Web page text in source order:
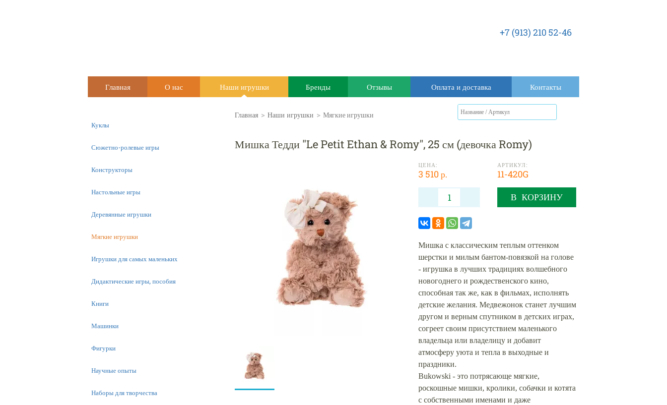
+7 (913) 210 52-46
Главная О нас Наши игрушки Бренды Отзывы Оплата и доставка Контакты
Главная > Наши игрушки > Мягкие игрушки
Мишка Тедди "Le Petit Ethan & Romy", 25 см (девочка Romy)
ЦЕНА:
3 510 р.
АРТИКУЛ:
11-420G
В КОРЗИНУ
Мишка с классическим теплым оттенком
шерстки и милым бантом-повязкой на голове
- игрушка в лучших традициях волшебного
новогоднего и рождественского кино,
способная так же, как в фильмах, исполнять
детские желания. Медвежонок станет лучшим
другом и верным спутником в детских играх,
согреет своим присутствием маленького
владельца или владелицу и добавит
атмосферу уюта и тепла в выходные и
праздники.
Bukowski - это потрясающе мягкие,
роскошные мишки, кролики, собачки и котята
с собственными именами и даже
Куклы
Сюжетно-ролевые игры
Конструкторы
Настольные игры
Деревянные игрушки
Мягкие игрушки
Игрушки для самых маленьких
Дидактические игры, пособия
Книги
Машинки
Фигурки
Научные опыты
Наборы для творчества